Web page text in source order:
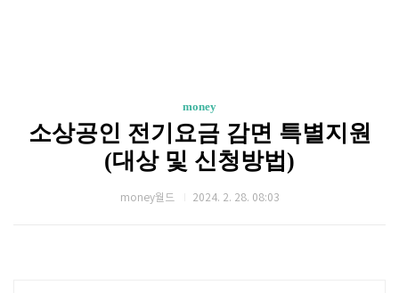
money
소상공인 전기요금 감면 특별지원
(대상 및 신청방법)
money월드 2024. 2. 28. 08:03